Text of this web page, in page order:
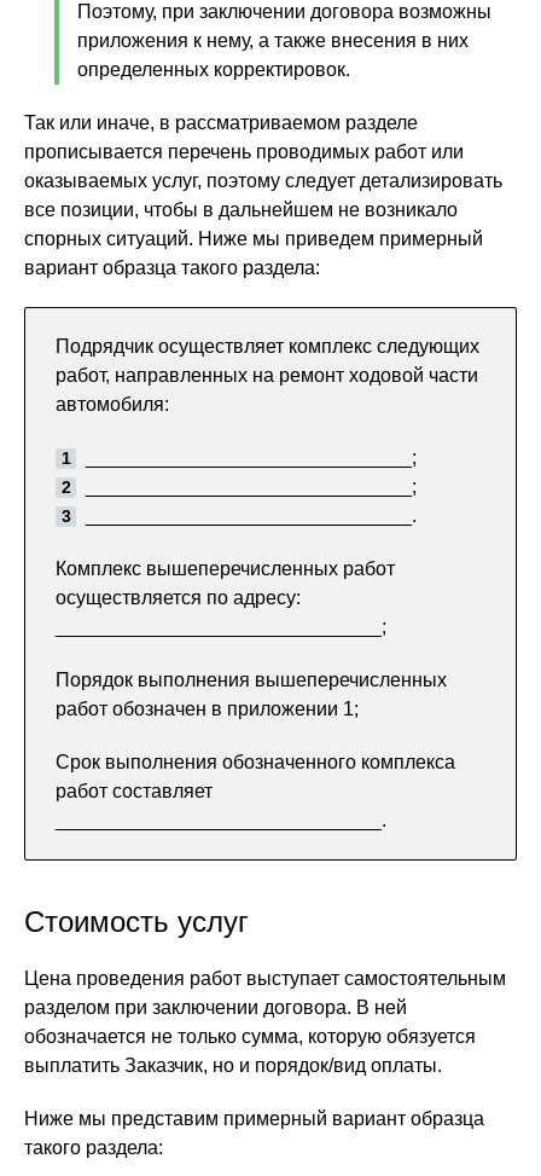
Поэтому, при заключении договора возможны
приложения к нему, а также внесения в них
определенных корректировок.
Так или иначе, в рассматриваемом разделе
прописывается перечень проводимых работ или
оказываемых услуг, поэтому следует детализировать
все позиции, чтобы в дальнейшем не возникало
спорных ситуаций. Ниже мы приведем примерный
вариант образца такого раздела:
Подрядчик осуществляет комплекс следующих
работ, направленных на ремонт ходовой части
автомобиля:
______________________________;
______________________________;
______________________________.
Комплекс вышеперечисленных работ
осуществляется по адресу:
______________________________;
Порядок выполнения вышеперечисленных
работ обозначен в приложении 1;
Срок выполнения обозначенного комплекса
работ составляет
______________________________.
Стоимость услуг
Цена проведения работ выступает самостоятельным
разделом при заключении договора. В ней
обозначается не только сумма, которую обязуется
выплатить Заказчик, но и порядок/вид оплаты.
Ниже мы представим примерный вариант образца
такого раздела: